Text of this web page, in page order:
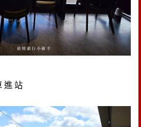
進站